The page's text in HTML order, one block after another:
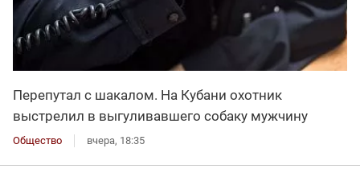
Перепутал с шакалом. На Кубани охотник
выстрелил в выгуливавшего собаку мужчину
Общество вчера, 18:35